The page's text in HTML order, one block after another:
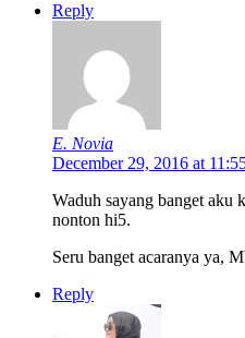
Reply
E. Novia
December 29, 2016 at
Waduh sayang banget aku
nonton hi5.
Seru banget acaranya ya,
Reply